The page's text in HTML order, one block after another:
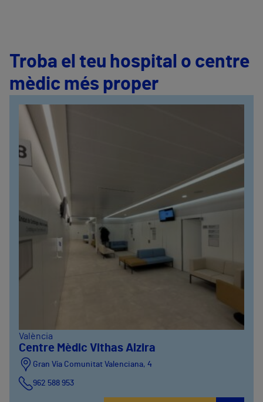
Troba el teu hospital o centre
mèdic més proper
València
Centre Mèdic Vithas Alzira
Gran Vía Comunitat Valenciana, 4
962 588 953